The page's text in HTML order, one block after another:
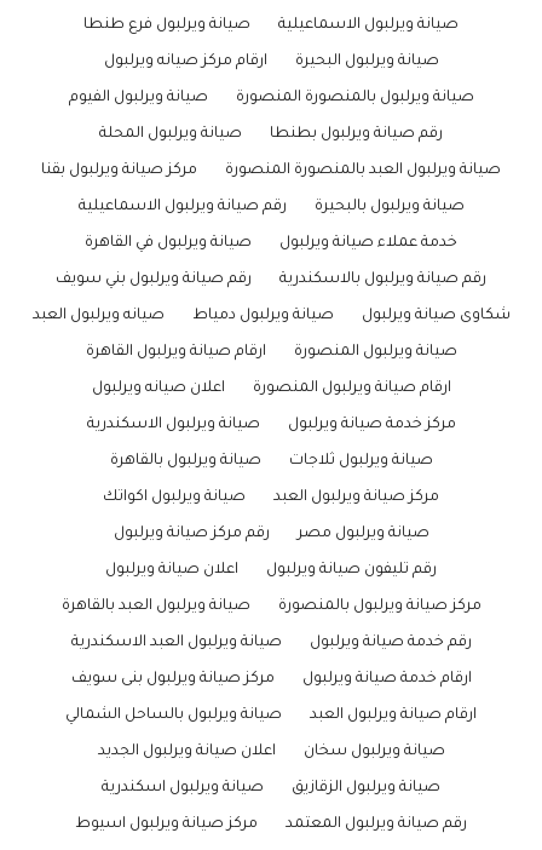
صيانة ويرلبول الاسماعيلية صيانة ويرلبول فرع طنطا
صيانة ويرلبول البحيرة ارقام مركز صيانه ويرلبول
صيانة ويرلبول بالمنصورة المنصورة صيانة ويرلبول الفيوم
رقم صيانة ويرلبول بطنطا صيانة ويرلبول المحلة
صيانة ويرلبول العبد بالمنصورة المنصورة مركز صيانة ويرلبول بقنا
صيانة ويرلبول بالبحيرة رقم صيانة ويرلبول الاسماعيلية
خدمة عملاء صيانة ويرلبول صيانة ويرلبول في القاهرة
رقم صيانة ويرلبول بالاسكندرية رقم صيانة ويرلبول بني سويف
شكاوى صيانة ويرلبول صيانة ويرلبول دمياط صيانه ويرلبول العبد
صيانة ويرلبول المنصورة ارقام صيانة ويرلبول القاهرة
ارقام صيانة ويرلبول المنصورة اعلان صيانه ويرلبول
مركز خدمة صيانة ويرلبول صيانة ويرلبول الاسكندرية
صيانة ويرلبول ثلاجات صيانة ويرلبول بالقاهرة
مركز صيانة ويرلبول العبد صيانة ويرلبول اكواتك
صيانة ويرلبول مصر رقم مركز صيانة ويرلبول
رقم تليفون صيانة ويرلبول اعلان صيانة ويرلبول
مركز صيانة ويرلبول بالمنصورة صيانة ويرلبول العبد بالقاهرة
رقم خدمة صيانة ويرلبول صيانة ويرلبول العبد الاسكندرية
ارقام خدمة صيانة ويرلبول مركز صيانة ويرلبول بنى سويف
ارقام صيانة ويرلبول العبد صيانة ويرلبول بالساحل الشمالي
صيانة ويرلبول سخان اعلان صيانة ويرلبول الجديد
صيانة ويرلبول الزقازيق صيانة ويرلبول اسكندرية
رقم صيانة ويرلبول المعتمد مركز صيانة ويرلبول اسيوط